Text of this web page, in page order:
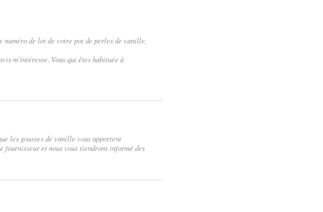
de lot de votre pot de perles de vanille,
m'intéresse. Vous qui êtes habituée à
les gousses de vanille vous apportent
et nous vous tiendrons informé des